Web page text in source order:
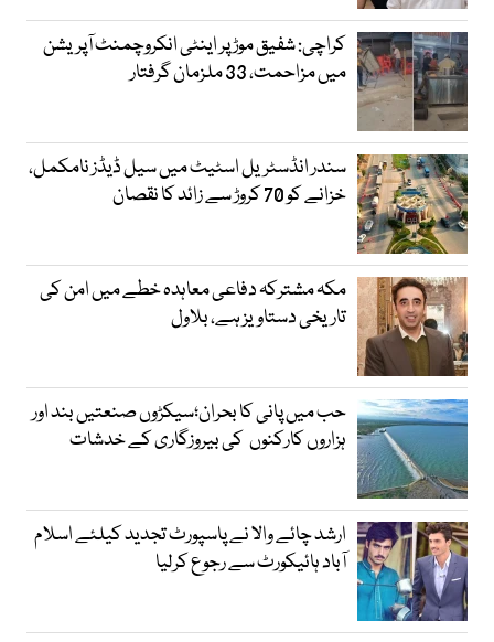
کراچی: شفیق موڑ پر اینٹی انکروچمنٹ آپریشن
میں مزاحمت، 33 ملزمان گرفتار
سندر انڈسٹریل اسٹیٹ میں سیل ڈیڈز نامکمل،
خزانے کو 70 کروڑ سے زائد کا نقصان
مکہ مشترکہ دفاعی معاہدہ خطے میں امن کی
تاریخی دستاویز ہے، بلاول
حب میں پانی کا بحران؛سیکڑوں صنعتیں بند اور
ہزاروں کارکنوں کی بیروزگاری کے خدشات
ارشد چائے والا نے پاسپورٹ تجدید کیلئے اسلام
آباد ہائیکورٹ سے رجوع کرلیا